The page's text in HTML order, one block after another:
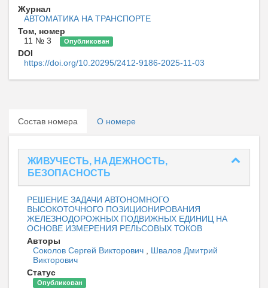
Журнал
АВТОМАТИКА НА ТРАНСПОРТЕ
Том, номер
11 № 3
Опубликован
DOI
https://doi.org/10.20295/2412-9186-2025-11-03
Состав номера О номере
ЖИВУЧЕСТЬ, НАДЕЖНОСТЬ,
БЕЗОПАСНОСТЬ
РЕШЕНИЕ ЗАДАЧИ АВТОНОМНОГО
ВЫСОКОТОЧНОГО ПОЗИЦИОНИРОВАНИЯ
ЖЕЛЕЗНОДОРОЖНЫХ ПОДВИЖНЫХ ЕДИНИЦ НА
ОСНОВЕ ИЗМЕРЕНИЯ РЕЛЬСОВЫХ ТОКОВ
Авторы
Соколов Сергей Викторович
Швалов Дмитрий
Викторович
Статус
Опубликован